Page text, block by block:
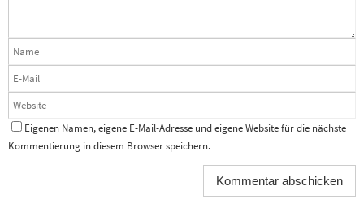
Eigenen Namen, eigene E-Mail-Adresse und eigene Website für die nächste
Kommentierung in diesem Browser speichern.